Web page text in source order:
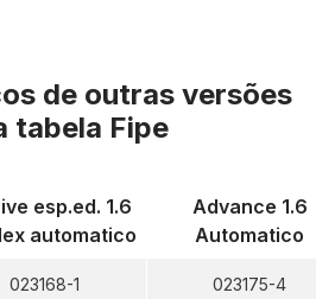
de outras versões
tabela Fipe
esp.ed. 1.6
automatico
023168-1
Advance 1.6
Automatico
023175-4